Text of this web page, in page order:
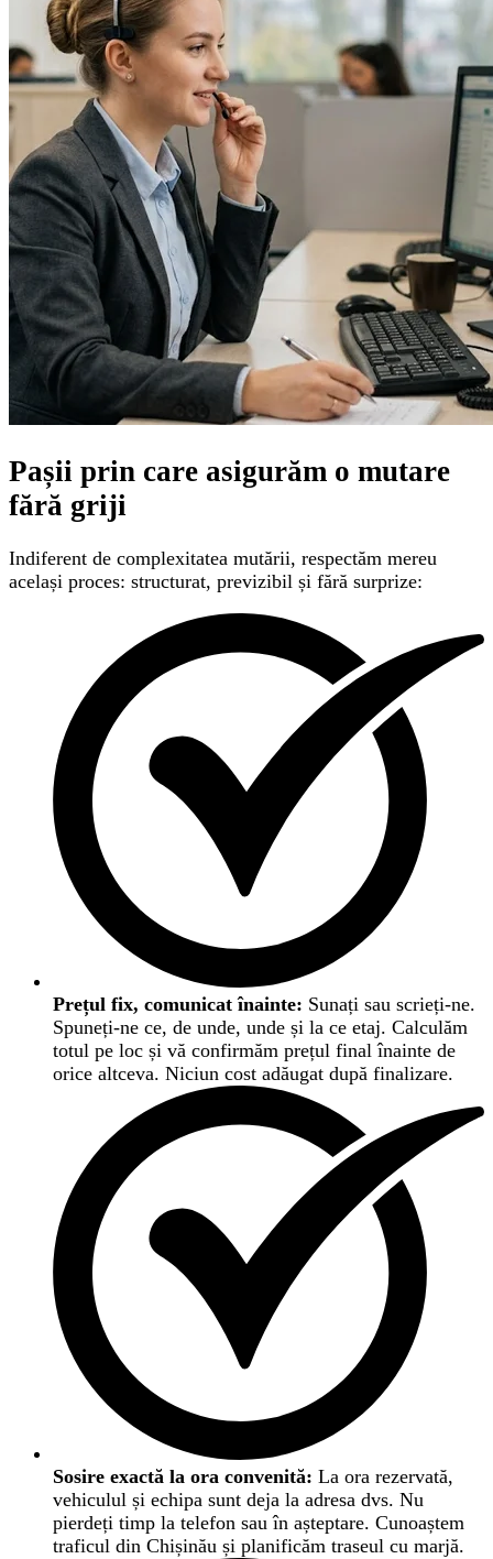
Pașii prin care asigurăm o mutare
fără griji
Indiferent de complexitatea mutării, respectăm mereu
același proces: structurat, previzibil și fără surprize:
Prețul fix, comunicat înainte: Sunați sau scrieți-ne.
Spuneți-ne ce, de unde, unde și la ce etaj. Calculăm
totul pe loc și vă confirmăm prețul final înainte de
orice altceva. Niciun cost adăugat după finalizare.
Sosire exactă la ora convenită: La ora rezervată,
vehiculul și echipa sunt deja la adresa dvs. Nu
pierdeți timp la telefon sau în așteptare. Cunoaștem
traficul din Chișinău și planificăm traseul cu marjă.